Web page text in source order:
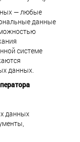
— любые
данные
системе
данных.
данных